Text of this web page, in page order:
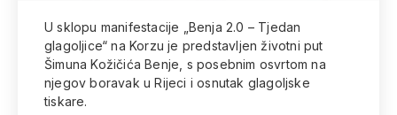
U sklopu manifestacije „Benja 2.0 – Tjedan
glagoljice“ na Korzu je predstavljen životni put
Šimuna Kožičića Benje, s posebnim osvrtom na
njegov boravak u Rijeci i osnutak glagoljske
tiskare.